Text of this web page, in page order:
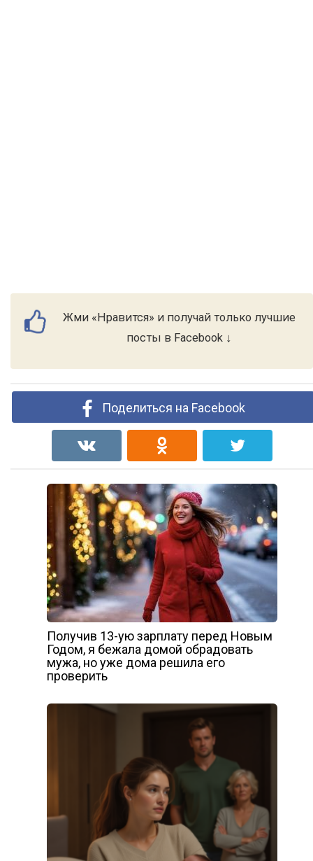
Жми «Нравится» и получай только лучшие
посты в Facebook ↓
Поделиться на Facebook
Получив 13-ую зарплату перед Новым
Годом, я бежала домой обрадовать
мужа, но уже дома решила его
проверить